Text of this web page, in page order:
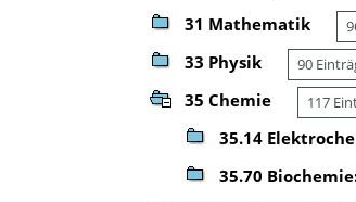
31 Mathematik
33 Physik 90
35 Chemie 117
35.14
35.70